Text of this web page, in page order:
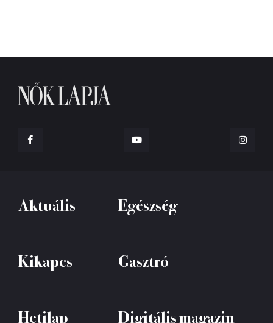
Aktuális Egészség
Kikapcs Gasztró
Hetilap Digitális magazin